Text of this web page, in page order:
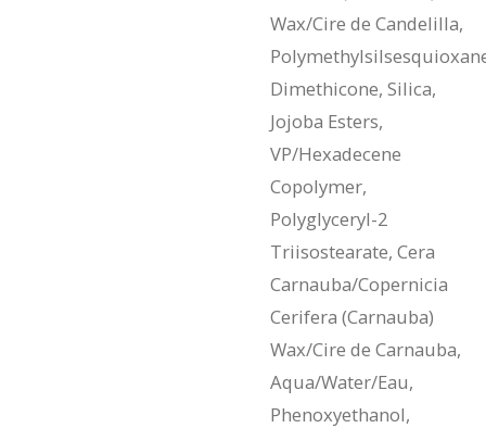
Wax/Cire de Candelilla,
Dimethicone, Silica,
Jojoba Esters,
VP/Hexadecene
Copolymer,
Polyglyceryl-2
Triisostearate, Cera
Carnauba/Copernicia
Cerifera (Carnauba)
Wax/Cire de Carnauba,
Aqua/Water/Eau,
Phenoxyethanol,